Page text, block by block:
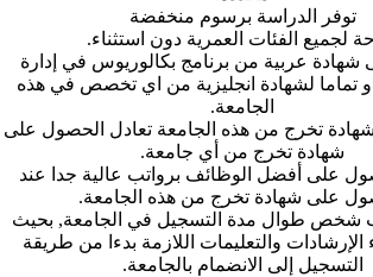
توفر الدراسة برسوم منخفضة
لجميع الفئات العمرية دون استثناء.
شهادة عربية من برنامج بكالوريوس في إدارة
تماما لشهادة انجليزية من اي تخصص في هذه
الجامعة.
تخرج من هذه الجامعة تعادل الحصول على
شهادة تخرج من أي جامعة.
على أفضل الوظائف برواتب عالية جدا عند
على شهادة تخرج من هذه الجامعة.
شخص طوال مدة التسجيل في الجامعة, بحيث
الإرشادات والتعليمات اللازمة بدءا من طريقة
التسجيل إلى الانضمام بالجامعة.